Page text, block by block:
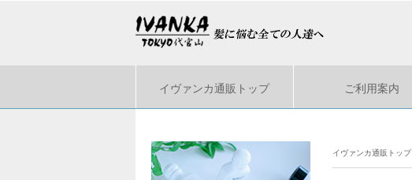
イヴァンカ通販トップ ご利用案内
イヴァンカ通販トップ